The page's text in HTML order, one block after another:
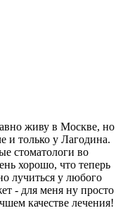
живу в Москве, но
и только у Лагодина.
стоматологи во
хорошо, что теперь
лучиться у любого
- для меня ну просто
качестве лечения!